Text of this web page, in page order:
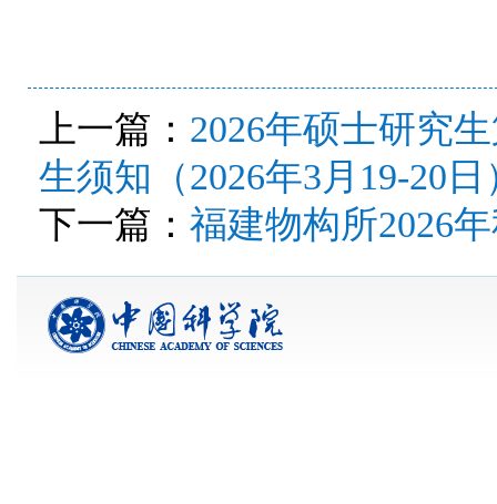
上一篇： 2026年硕士研究
生须知（2026年3月19-20日
下一篇： 福建物构所2026